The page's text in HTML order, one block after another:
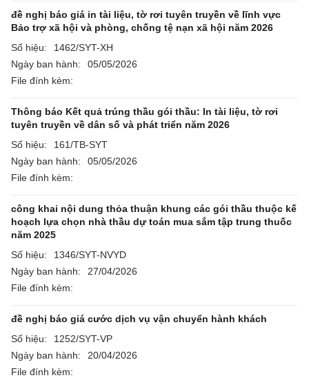
đề nghị báo giá in tài liệu, tờ rơi tuyên truyền về lĩnh vực
Bảo trợ xã hội và phòng, chống tệ nạn xã hội năm 2026
Số hiệu:
1462/SYT-XH
Ngày ban hành:
05/05/2026
File đính kèm:
Thông báo Kết quả trúng thầu gói thầu: In tài liệu, tờ rơi
tuyên truyền về dân số và phát triển năm 2026
Số hiệu:
161/TB-SYT
Ngày ban hành:
05/05/2026
File đính kèm:
công khai nội dung thỏa thuận khung các gói thầu thuộc kế
hoạch lựa chọn nhà thầu dự toán mua sắm tập trung thuốc
năm 2025
Số hiệu:
1346/SYT-NVYD
Ngày ban hành:
27/04/2026
File đính kèm:
đề nghị báo giá cước dịch vụ vận chuyển hành khách
Số hiệu:
1252/SYT-VP
Ngày ban hành:
20/04/2026
File đính kèm: